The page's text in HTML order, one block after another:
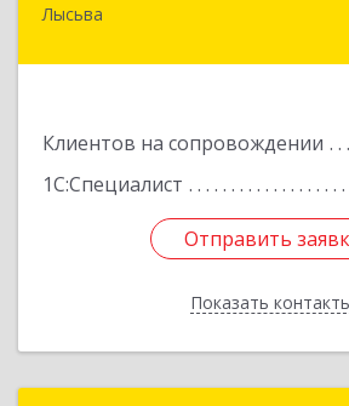
Лысьва
Клиентов на сопровождении
1С:Специалист
Отправить
Показать
618909, Пермский край,
Отправить
Назад